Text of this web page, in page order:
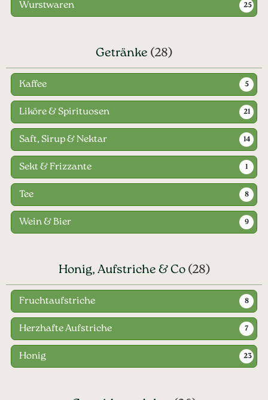
Wurstwaren 25
Getränke (28)
Kaffee 5
Liköre & Spirituosen 21
Saft, Sirup & Nektar 14
Sekt & Frizzante 1
Tee 8
Wein & Bier 9
Honig, Aufstriche & Co (28)
Fruchtaufstriche 8
Herzhafte Aufstriche 7
Honig 23